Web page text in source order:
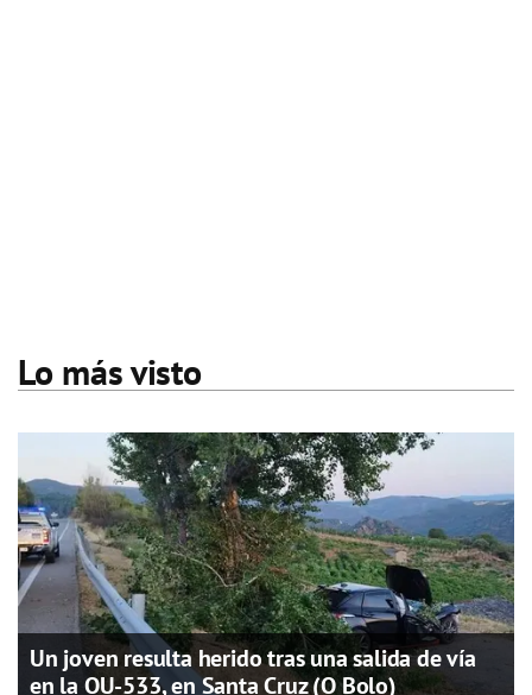
Lo más visto
Un joven resulta herido tras una salida de vía
en la OU-533, en Santa Cruz (O Bolo)